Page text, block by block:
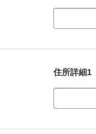
住所詳細1